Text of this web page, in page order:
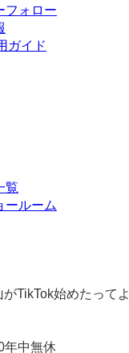
フォロー
ガイド
覧
ールーム
がTikTok始めたってよ
年中無休